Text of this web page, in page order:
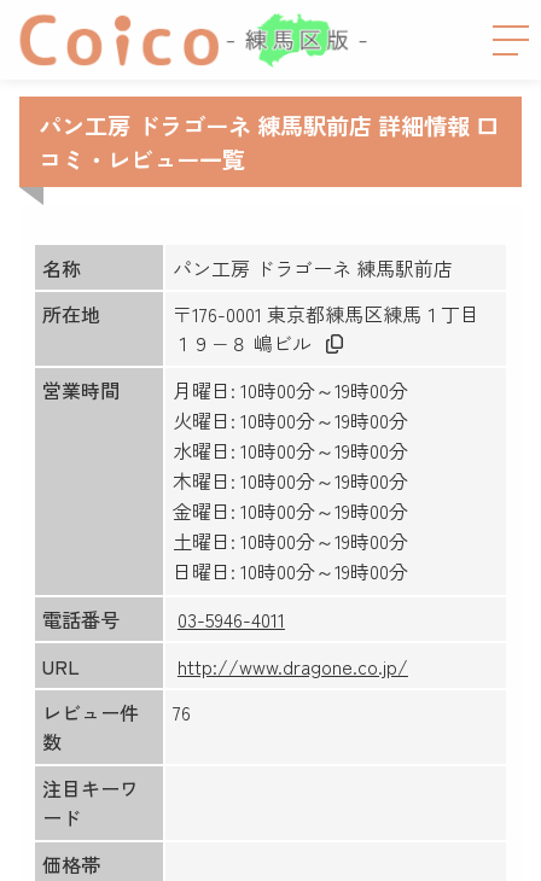
パン工房 ドラゴーネ 練馬駅前店 詳細情報 口
コミ・レビュー一覧
名称
パン工房 ドラゴーネ 練馬駅前店
所在地
〒176-0001 東京都練馬区練馬１丁目
１９−８ 嶋ビル
営業時間
月曜日: 10時00分～19時00分
火曜日: 10時00分～19時00分
水曜日: 10時00分～19時00分
木曜日: 10時00分～19時00分
金曜日: 10時00分～19時00分
土曜日: 10時00分～19時00分
日曜日: 10時00分～19時00分
電話番号
03-5946-4011
URL
http://www.dragone.co.jp/
レビュー件
数
76
注目キーワ
ード
価格帯